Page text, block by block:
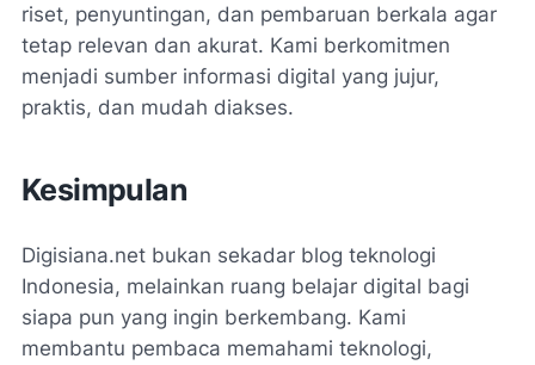
riset, penyuntingan, dan pembaruan berkala agar
tetap relevan dan akurat. Kami berkomitmen
menjadi sumber informasi digital yang jujur,
praktis, dan mudah diakses.
Kesimpulan
Digisiana.net bukan sekadar blog teknologi
Indonesia, melainkan ruang belajar digital bagi
siapa pun yang ingin berkembang. Kami
membantu pembaca memahami teknologi,